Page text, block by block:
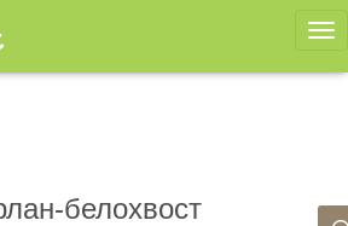
белохвост